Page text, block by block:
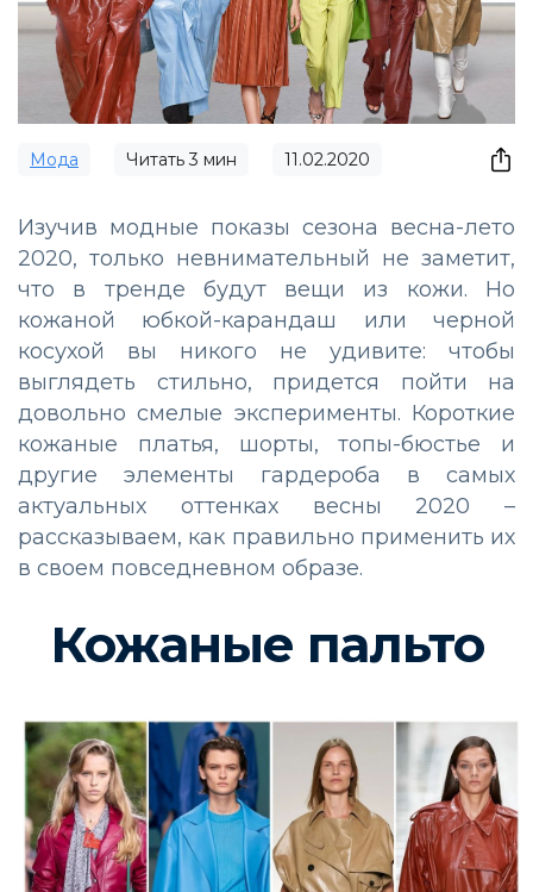
Мода Читать3 мин 11.02.2020
Изучив модные показы сезона весна-лето
2020, только невнимательный не заметит,
что в тренде будут вещи из кожи. Но
кожаной юбкой-карандаш или черной
косухой вы никого не удивите: чтобы
выглядеть стильно, придется пойти на
довольно смелые эксперименты. Короткие
кожаные платья, шорты, топы-бюстье и
другие элементы гардероба в самых
актуальных оттенках весны 2020 –
рассказываем, как правильно применить их
в своем повседневном образе.
Кожаные пальто